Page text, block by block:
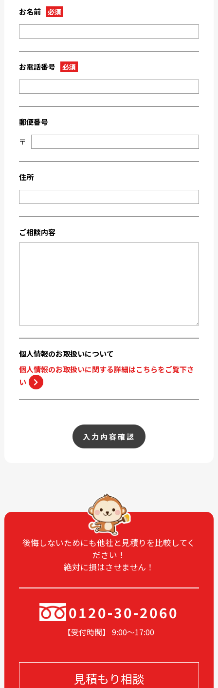
2023-01
2022-09
2022-08
2022-07
2022-05
2022-04
2022-03
2022-02
2021-08
2020-11
2020-10
2020-09
2020-07
2020-06
2020-03
2019-12
2019-02
お名前 必須
お電話番号 必須
郵便番号
〒
住所
ご相談内容
個人情報のお取扱いについて
個人情報のお取扱いに関する詳細はこちらをご覧下さ
い
入力内容確認
後悔しないためにも他社と見積りを比較してく
ださい！
絶対に損はさせません！
0120-30-2060
【受付時間】 9:00〜17:00
見積もり相談